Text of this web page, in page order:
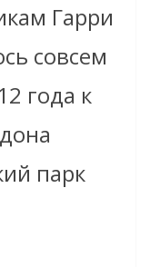
Гарри
совсем
года к
парк